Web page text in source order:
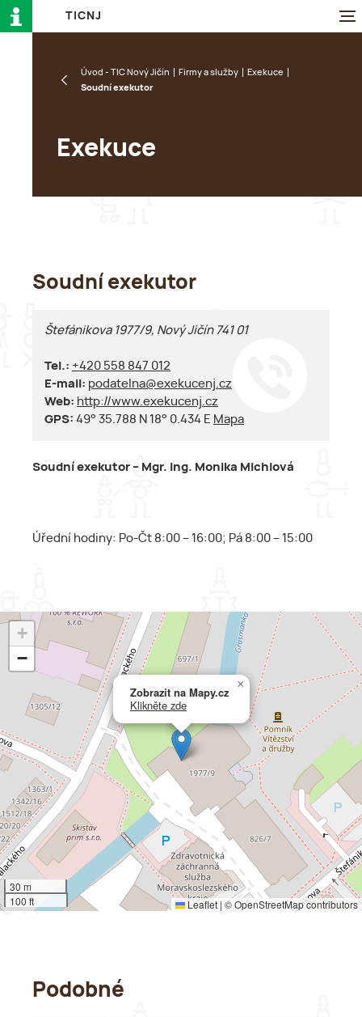
TI CN J
Úvod - TIC Nový Jičín Firmy a služby
Exekuce
Soudní exekutor
Exekuce
Soudní exekutor
Štefánikova 1977/9, Nový Jičín 741 01
Tel.: +420 558 847 012
E-mail: podatelna@exekucenj.cz
Web: http://www.exekucenj.cz
GPS: 49° 35.788 N 18° 0.434 E Mapa
Soudní exekutor – Mgr. Ing. Monika Michlová
Úřední hodiny: Po-Čt 8:00 – 16:00; Pá 8:00 – 15:00
Zobrazit na Mapy.cz
Klikněte zde
×
+
−
30 m
100 ft
Leaflet | ©OpenStreetMapcontributors
Podobné